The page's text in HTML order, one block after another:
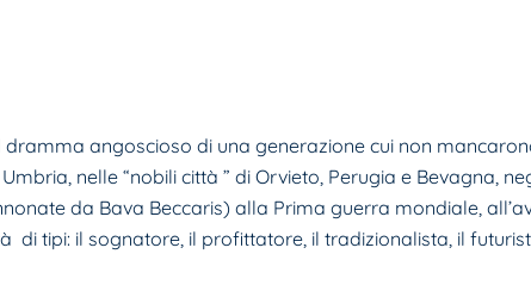
angoscioso di una generazione cui non
nelle “nobili città ” di Orvieto, Perugia e Bevagna,
da Bava Beccaris) alla Prima guerra mondiale,
tipi: il sognatore, il profittatore, il tradizionalista, il